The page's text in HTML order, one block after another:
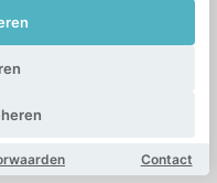
Contact